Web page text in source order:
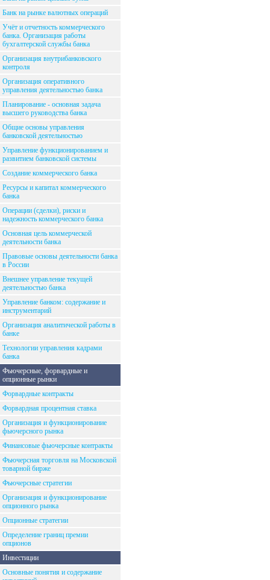
Банк на рынке валютных операций
Учёт и отчетность коммерческого
банка. Организация работы
бухгалтерской службы банка
Организация внутрибанковского
контроля
Организация оперативного
управления деятельностью банка
Планирование - основная задача
высшего руководства банка
Общие основы управления
банковской деятельностью
Управление функционированием и
развитием банковской системы
Создание коммерческого банка
Ресурсы и капитал коммерческого
банка
Операции (сделки), риски и
надежность коммерческого банка
Основная цель коммерческой
деятельности банка
Правовые основы деятельности банка
в России
Внешнее управление текущей
деятельностью банка
Управление банком: содержание и
инструментарий
Организация аналитической работы в
банке
Технологии управления кадрами
банка
Фьючерсные, форвардные и
опционные рынки
Форвардные контракты
Форвардная процентная ставка
Организация и функционирование
фьючерсного рынка
Финансовые фьючерсные контракты
Фьючерсная торговля на Московской
товарной бирже
Фьючерсные стратегии
Организация и функционирование
опционного рынка
Опционные стратегии
Определение границ премии
опционов
Инвестиции
Основные понятия и содержание